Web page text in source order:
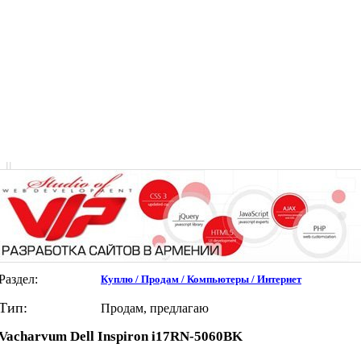
Куплю / Продам / Компьютеры / Интернет
Продам, предлагаю
Dell Inspiron i17RN-5060BK